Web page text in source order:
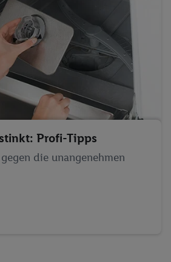
Profi-Tipps
die unangenehmen